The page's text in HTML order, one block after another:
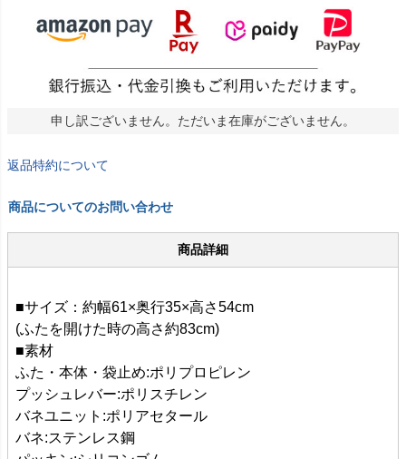
申し訳ございません。ただいま在庫がございません。
返品特約について
商品についてのお問い合わせ
商品詳細
■サイズ：約幅61×奥行35×高さ54cm
(ふたを開けた時の高さ約83cm)
■素材
ふた・本体・袋止め:ポリプロピレン
プッシュレバー:ポリスチレン
バネユニット:ポリアセタール
バネ:ステンレス鋼